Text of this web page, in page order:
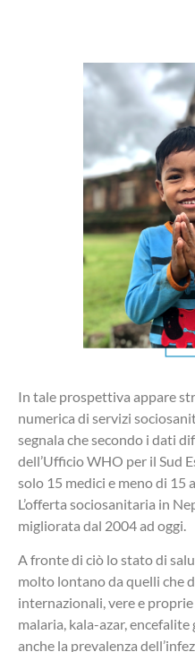
In tale prospettiva appare
numerica di servizi
segnala che secondo i dati
dell’Ufficio WHO per il Sud
solo 15 medici e meno di 15
L’offerta sociosanitaria in
migliorata dal 2004 ad oggi.
A fronte di ciò lo stato di
molto lontano da quelli che
internazionali, vere e
malaria, kala-azar,
anche la prevalenza